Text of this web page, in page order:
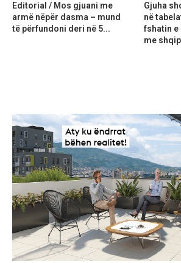
Editorial / Mos gjuani me
armë nëpër dasma – mund
të përfundoni deri në 5...
Gjuha
në
fshatin e
me